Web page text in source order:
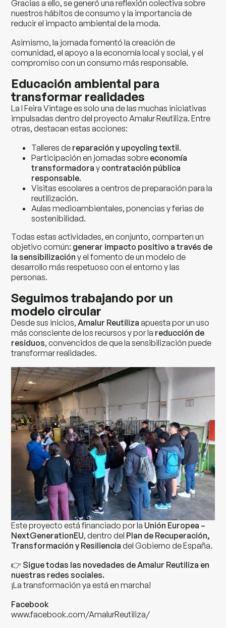
Gracias a ello, se generó una reflexión colectiva sobre
nuestros hábitos de consumo y la importancia de
reducir el impacto ambiental de la moda.
Asimismo, la jornada fomentó la creación de
comunidad, el apoyo a la economía local y social, y el
compromiso con un consumo más responsable.
Educación ambiental para
transformar realidades
La I Feira Vintage es solo una de las muchas iniciativas
impulsadas dentro del proyecto Amalur Reutiliza. Entre
otras, destacan estas acciones:
Talleres de reparación y upcycling textil.
Participación en jornadas sobre economía
transformadora y contratación pública
responsable.
Visitas escolares a centros de preparación para la
reutilización.
Aulas medioambientales, ponencias y ferias de
sostenibilidad.
Todas estas actividades, en conjunto, comparten un
objetivo común: generar impacto positivo a través de
la sensibilización y el fomento de un modelo de
desarrollo más respetuoso con el entorno y las
personas.
Seguimos trabajando por un
modelo circular
Desde sus inicios,Amalur Reutiliza apuesta por un uso
más consciente de los recursos y por la reducción de
residuos, convencidos de que la sensibilización puede
transformar realidades.
Este proyecto está financiado por la Unión Europea –
NextGenerationEU, dentro del Plan de Recuperación,
Transformación y Resiliencia del Gobierno de España.
👉 Sigue todas las novedades de Amalur Reutiliza en
nuestras redes sociales.
¡La transformación ya está en marcha!
Facebook
www.facebook.com/AmalurReutiliza/